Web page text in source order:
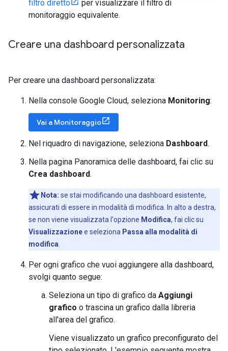
filtro diretto
per visualizzare il filtro di
monitoraggio equivalente.
Creare una dashboard personalizzata
Per creare una dashboard personalizzata:
Nella console Google Cloud, seleziona Monitoring:
Vai a Monitoraggio
Nel riquadro di navigazione, seleziona Dashboard.
Nella pagina Panoramica delle dashboard, fai clic su
Crea dashboard.
Nota: se stai modificando una dashboard esistente,
assicurati di essere in modalità di modifica. In alto a destra,
se non viene visualizzata l'opzione Modifica, fai clic su
Visualizzazionee seleziona Passa alla modalità di
modifica
Per ogni grafico che vuoi aggiungere alla dashboard,
svolgi quanto segue:
Seleziona un tipo di grafico da Aggiungi
grafico o trascina un grafico dalla libreria
all'area del grafico.
Viene visualizzato un grafico preconfigurato del